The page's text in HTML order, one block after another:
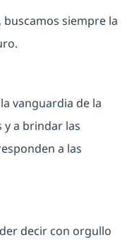
siempre la
vanguardia de la
a brindar las
a las
decir con orgullo